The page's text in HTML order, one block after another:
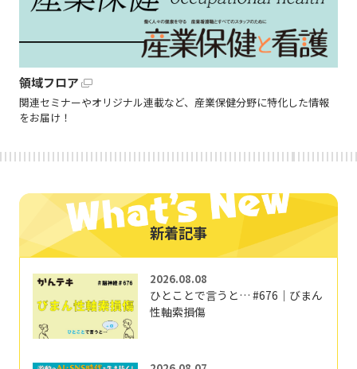
領域フロア
関連セミナーやオリジナル連載など、産業保健分野に特化した情報
をお届け！
新着記事
2026.08.08
ひとことで言うと… #676｜びまん
性軸索損傷